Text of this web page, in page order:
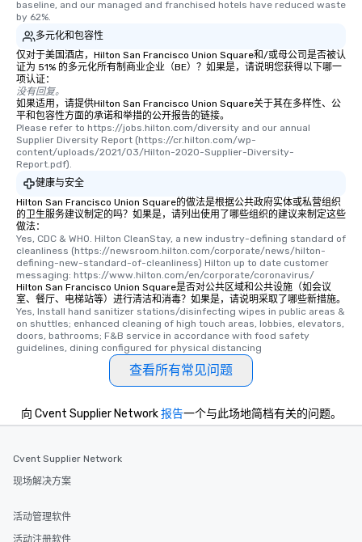
baseline, and our managed and franchised hotels have reduced waste
by 62%.
多元化和包容性
仅对于美国酒店，Hilton San Francisco Union Square和/或母公司是否被认
证为 51% 的多元化所有制商业企业（BE）？如果是，请说明您获得以下哪一
项认证：
没有回复。
如果适用，请提供Hilton San Francisco Union Square关于其在多样性、公
平和包容性方面的承诺和举措的公开报告的链接。
Please refer to https://jobs.hilton.com/diversity and our annual
Supplier Diversity Report (https://cr.hilton.com/wp-
content/uploads/2021/03/Hilton-2020-Supplier-Diversity-
Report.pdf).
健康与安全
Hilton San Francisco Union Square的做法是根据公共政府实体或私营组织
的卫生服务建议制定的吗？如果是，请列出使用了哪些组织的建议来制定这些
做法：
Yes, CDC & WHO. Hilton CleanStay, a new industry-defining standard of
cleanliness (https://newsroom.hilton.com/corporate/news/hilton-
defining-new-standard-of-cleanliness) Hilton up to date customer
messaging: https://www.hilton.com/en/corporate/coronavirus/
Hilton San Francisco Union Square是否对公共区域和公共设施（如会议
室、餐厅、电梯站等）进行清洁和消毒？如果是，请说明采取了哪些新措施。
Yes, Install hand sanitizer stations/disinfecting wipes in public areas &
on shuttles; enhanced cleaning of high touch areas, lobbies, elevators,
doors, bathrooms; F&B service in accordance with food safety
guidelines, dining configured for physical distancing
查看所有常见问题
向 Cvent Supplier Network报告一个与此场地简档有关的问题。
Cvent Supplier Network
现场解决方案
活动管理软件
活动注册软件